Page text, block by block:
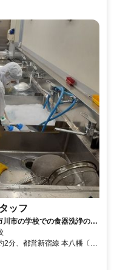
ッフ
市の学校での食器洗浄のお
分、都営新宿線 本八幡〔新
幡〔ＪＲ〕北口徒歩約7分